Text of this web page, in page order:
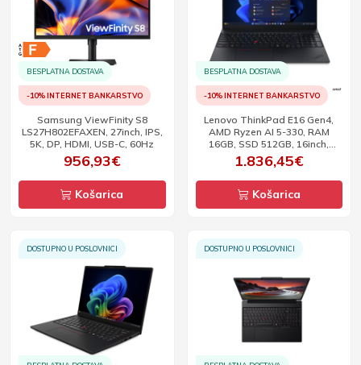
BESPLATNA DOSTAVA
-10% INTERNET BANKARSTVO
Samsung ViewFinity S8
LS27H802EFAXEN, 27inch, IPS,
5K, DP, HDMI, USB-C, 60Hz
956,93€
Košarica
BESPLATNA DOSTAVA
-10% INTERNET BANKARSTVO
Lenovo ThinkPad E16 Gen4,
AMD Ryzen AI 5-330, RAM
16GB, SSD 512GB, 16inch,
WUXGA, W11P
1.836,45€
Košarica
DOSTUPNO U POSLOVNICI DOSTUPNO U POSLOVNICI